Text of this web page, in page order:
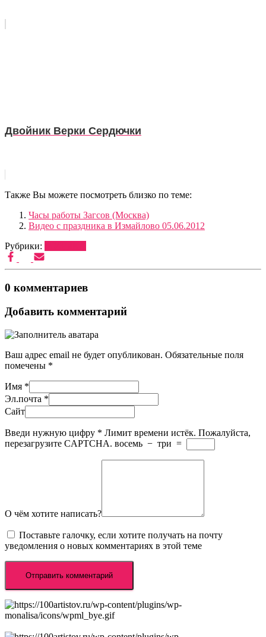
Двойник Верки Сердючки
Также Вы можете посмотреть близко по теме:
Часы работы Загсов (Москва)
Видео с праздника в Измайлово 05.06.2012
Рубрики:
0 комментариев
Добавить комментарий
Ваш адрес email не будет опубликован. Обязательные поля
помечены *
Имя *
Эл.почта *
Сайт
Введи нужную цифру * Лимит времени истёк. Пожалуйста,
перезагрузите CAPTCHA. восемь − три =
О чём хотите написать?
Поставьте галочку, если хотите получать на почту
уведомления о новых комментариях в этой теме